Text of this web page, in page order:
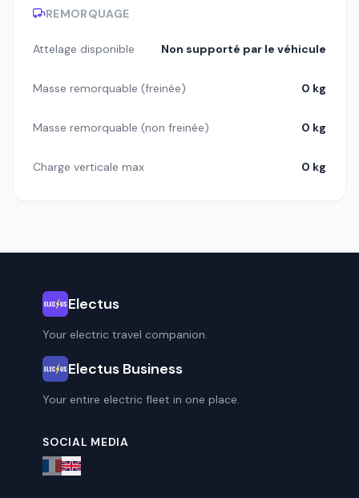
REMORQUAGE
Attelage disponible Non supporté par le véhicule
Masse remorquable (freinée) 0 kg
Masse remorquable (non freinée) 0 kg
Charge verticale max 0 kg
Electus
Your electric travel companion.
Electus Business
Your entire electric fleet in one place.
SOCIAL MEDIA